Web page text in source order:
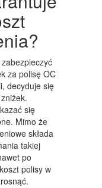
za polisę OC
decyduje się
się
Mimo że
składa
takiej
po
polisy w